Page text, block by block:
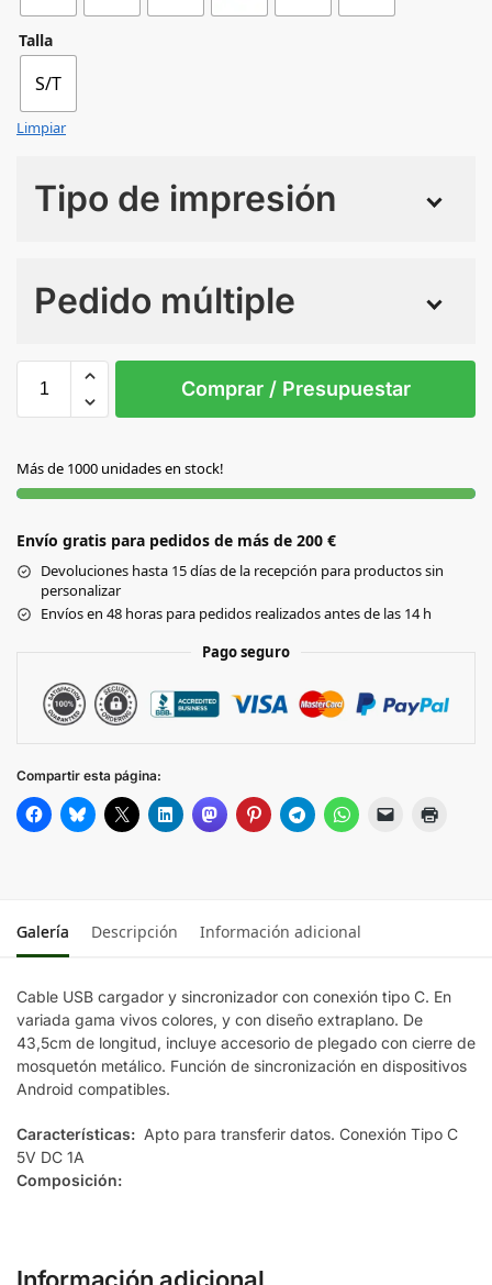
Talla
S/T
Limpiar
Tipo de impresión
Pedido múltiple
S/T
AZUL
BLANCO
NEGRO
Comprar / Presupuestar
Más de 1000 unidades en stock!
Envío gratis para pedidos de más de 200 €
Devoluciones hasta 15 días de la recepción para productos sin
personalizar
Envíos en 48 horas para pedidos realizados antes de las 14 h
Pago seguro
Compartir esta página:
Galería Descripción Información adicional
Cable USB cargador y sincronizador con conexión tipo C. En
variada gama vivos colores, y con diseño extraplano. De
43,5cm de longitud, incluye accesorio de plegado con cierre de
mosquetón metálico. Función de sincronización en dispositivos
Android compatibles.
Características: Apto para transferir datos. Conexión Tipo C
5V DC 1A
Composición: